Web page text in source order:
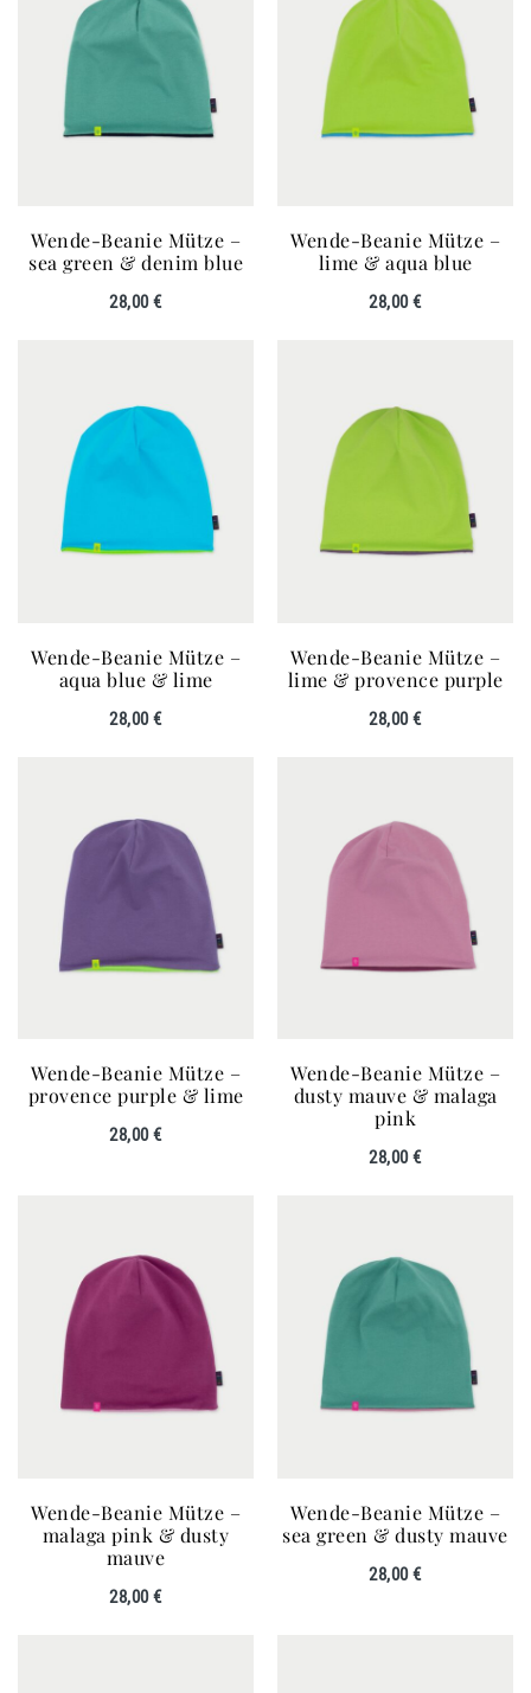
Wende-Beanie Mütze –
sea green & denim blue
28,00€
Wende-Beanie Mütze –
lime & aqua blue
28,00€
Wende-Beanie Mütze –
aqua blue & lime
28,00€
Wende-Beanie Mütze –
lime & provence purple
28,00€
Wende-Beanie Mütze –
provence purple & lime
28,00€
Wende-Beanie Mütze –
dusty mauve & malaga
pink
28,00€
Wende-Beanie Mütze –
malaga pink & dusty
mauve
28,00€
Wende-Beanie Mütze –
sea green & dusty mauve
28,00€